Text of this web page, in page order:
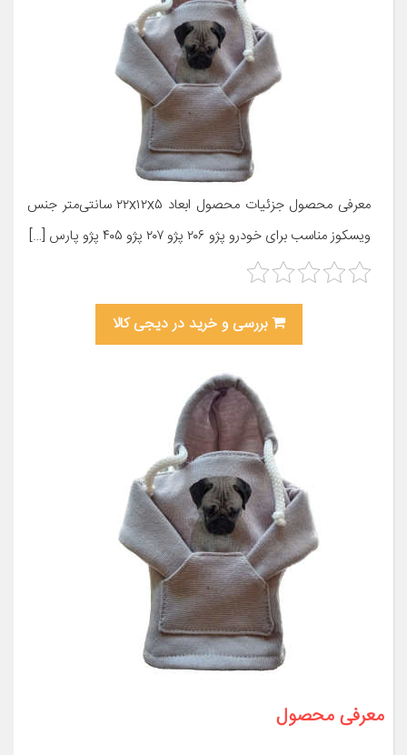
معرفی محصول جزئیات محصول ابعاد ۲۲x۱۲x۵ سانتی‌متر جنس
ویسکوز مناسب برای خودرو پژو ۲۰۶ پژو ۲۰۷ پژو ۴۰۵ پژو پارس […]
بررسی و خرید در دیجی کالا
معرفی محصول